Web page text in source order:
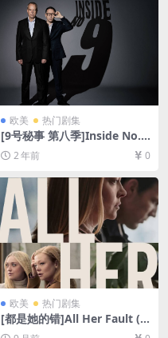
欧美 热门剧集
[9号秘事 第八季]Inside No. 9
Season 8 (2022)[百度网盘
+夸克网盘1080P超清未删减
资源][网盘在线播放/下载][MP
4/4.8GB][中英字幕]
2 年前 0
欧美 热门剧集
[都是她的错]All Her Fault (2
025)[百度网盘+夸克网盘1080